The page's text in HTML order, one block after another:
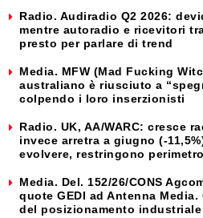
Radio. Audiradio Q2 2026:
mentre autoradio e ricevitori
presto per parlare di trend
Media. MFW (Mad Fucking
australiano è riusciuto a
colpendo i loro inserzionisti
Radio. UK, AA/WARC: cresce
invece arretra a giugno (-
evolvere, restringono perimetro
Media. Del. 152/26/CONS
quote GEDI ad Antenna
del posizionamento industriale